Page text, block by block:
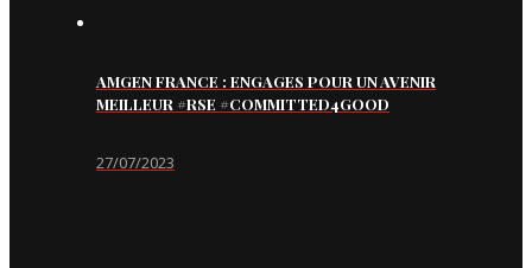
AMGEN FRANCE : ENGAGES POUR UN AVENIR
MEILLEUR #RSE #COMMITTED4GOOD
27/07/2023